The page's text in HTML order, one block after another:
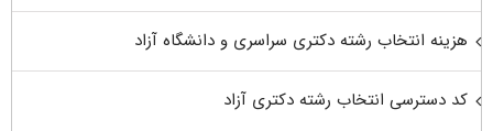
هزینه انتخاب رشته دکتری سراسری و دانشگاه آزاد
کد دسترسی انتخاب رشته دکتری آزاد